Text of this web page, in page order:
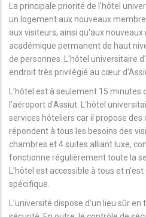
La principale priorité de l'hôtel
un logement aux nouveaux
aux visiteurs, ainsi qu'aux
académique permanent de haut
de personnes. L'hôtel universitaire
endroit très privilégié au cœur
L’hôtel est à seulement 15 minutes
l'aéroport d'Assiut. L'hôtel
services hôteliers car il propose
répondent à tous les besoins des
chambres et 4 suites alliant luxe,
fonctionne régulièrement toute la
L'hôtel est accessible à tous et
spécifique.
L'université dispose d'un lieu sûr en